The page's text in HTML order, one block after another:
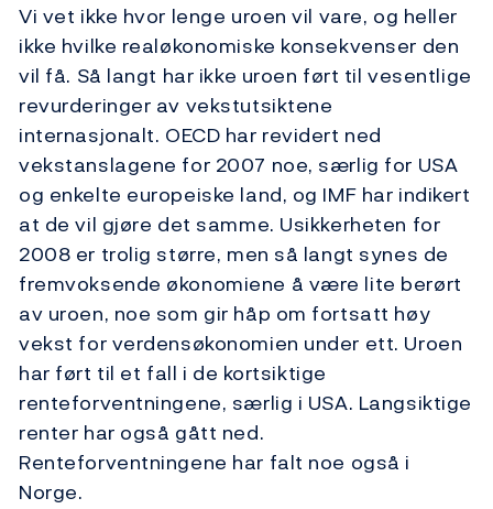
Vi vet ikke hvor lenge uroen vil vare, og heller
ikke hvilke realøkonomiske konsekvenser den
vil få. Så langt har ikke uroen ført til vesentlige
revurderinger av vekstutsiktene
internasjonalt. OECD har revidert ned
vekstanslagene for 2007 noe, særlig for USA
og enkelte europeiske land, og IMF har indikert
at de vil gjøre det samme. Usikkerheten for
2008 er trolig større, men så langt synes de
fremvoksende økonomiene å være lite berørt
av uroen, noe som gir håp om fortsatt høy
vekst for verdensøkonomien under ett. Uroen
har ført til et fall i de kortsiktige
renteforventningene, særlig i USA. Langsiktige
renter har også gått ned.
Renteforventningene har falt noe også i
Norge.